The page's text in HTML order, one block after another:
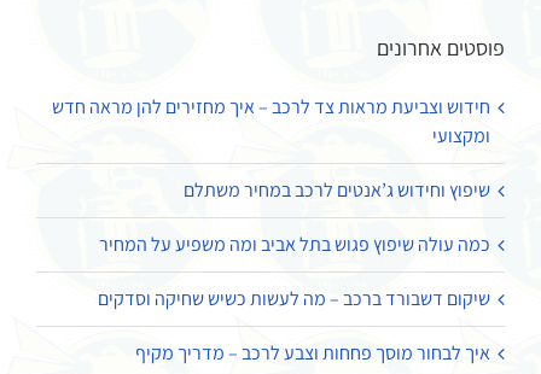
פוסטים אחרונים
חידוש וצביעת מראות צד לרכב – איך מחזירים להן מראה חדש
ומקצועי
שיפוץ וחידוש ג’אנטים לרכב במחיר משתלם
כמה עולה שיפוץ פגוש בתל אביב ומה משפיע על המחיר
שיקום דשבורד ברכב – מה לעשות כשיש שחיקה וסדקים
איך לבחור מוסך פחחות וצבע לרכב – מדריך מקיף